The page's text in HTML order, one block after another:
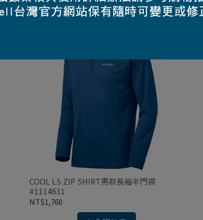
COOL LS ZIP SHIRT男款長袖半門襟
#1114631
NT$1,760